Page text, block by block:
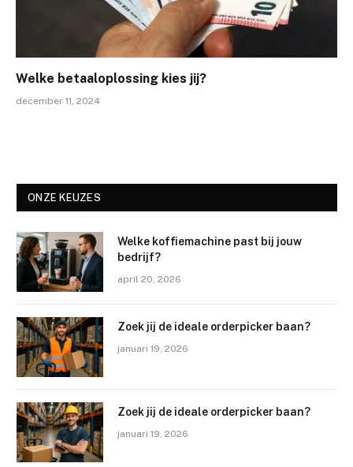
Welke betaaloplossing kies jij?
december 11, 2024
ONZE KEUZES
Welke koffiemachine past bij jouw
bedrijf?
april 20, 2026
Zoek jij de ideale orderpicker baan?
januari 19, 2026
Zoek jij de ideale orderpicker baan?
januari 19, 2026